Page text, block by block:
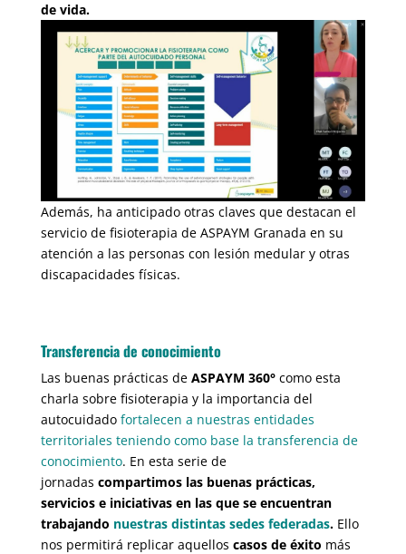
de vida.
Además, ha anticipado otras claves que destacan el
servicio de fisioterapia de ASPAYM Granada en su
atención a las personas con lesión medular y otras
discapacidades físicas.
Transferencia de conocimiento
Las buenas prácticas de ASPAYM 360°como esta
charla sobre fisioterapia y la importancia del
autocuidado fortalecen a nuestras entidades
territoriales teniendo como base la transferencia de
conocimiento. En esta serie de
jornadas compartimos las buenas prácticas,
servicios e iniciativas en las que se encuentran
trabajando nuestras distintas sedes federadas.Ello
nos permitirá replicar aquellos casos de éxito más